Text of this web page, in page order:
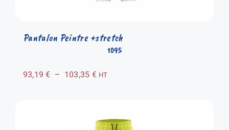
1095
Pantalon Peintre +stretch
93,19€ – 103,35 €Plage
93,19 €
HT